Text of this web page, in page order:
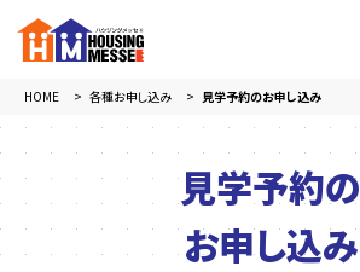
HOME 各種お申し込み 見学予約のお申し込み
見学予約の
お申し込み